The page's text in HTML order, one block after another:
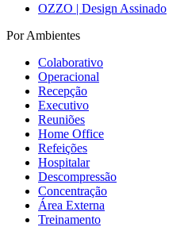
OZZO | Design Assinado
Por Ambientes
Colaborativo
Operacional
Recepção
Executivo
Reuniões
Home Office
Refeições
Hospitalar
Descompressão
Concentração
Área Externa
Treinamento